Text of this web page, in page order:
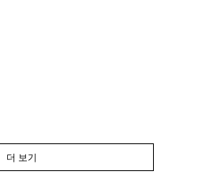
더 보기